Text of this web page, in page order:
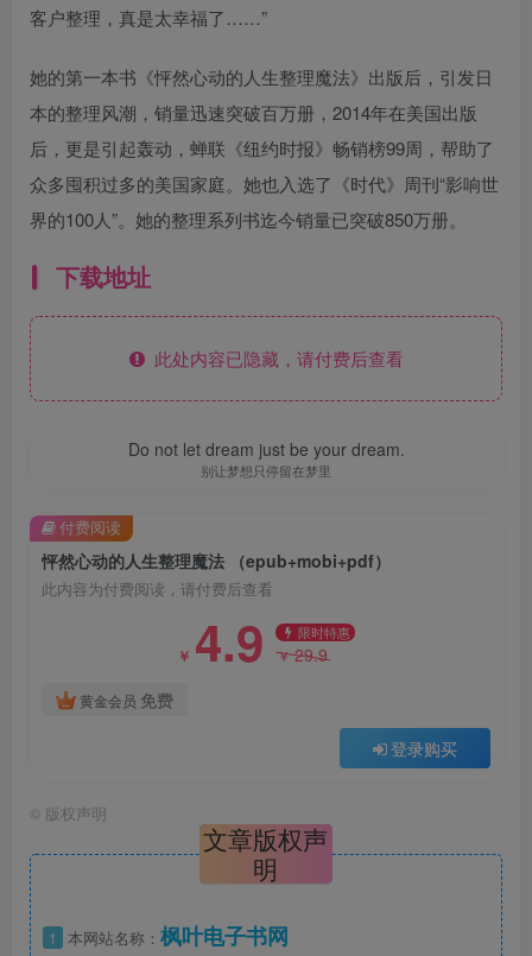
客户整理，真是太幸福了……”
她的第一本书《怦然心动的人生整理魔法》出版后，引发日
本的整理风潮，销量迅速突破百万册，2014年在美国出版
后，更是引起轰动，蝉联《纽约时报》畅销榜99周，帮助了
众多囤积过多的美国家庭。她也入选了《时代》周刊“影响世
界的100人”。她的整理系列书迄今销量已突破850万册。
下载地址
此处内容已隐藏，请付费后查看
Do not let dream just be your dream.
别让梦想只停留在梦里
怦然心动的人生整理魔法 （epub+mobi+pdf）
此内容为付费阅读，请付费后查看
￥ 4.9 限时特惠
￥29.9
黄金会员 免费
登录购买
付费阅读
© 版权声明
文章版权声
明
1 本网站名称： 枫叶电子书网